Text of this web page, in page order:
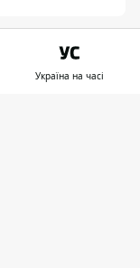
Україна на часі